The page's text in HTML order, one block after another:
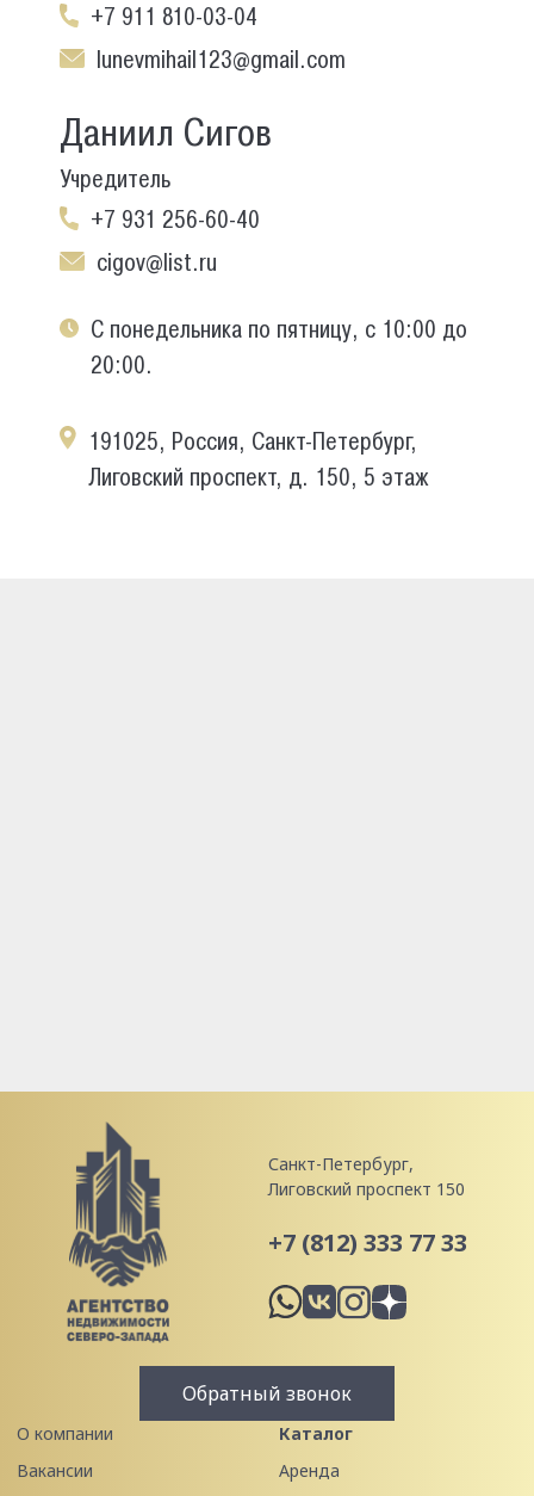
+7 911 810-03-04
lunevmihail123@gmail.com
Даниил Сигов
Учредитель
+7 931 256-60-40
cigov@list.ru
С понедельника по пятницу, с 10:00 до
20:00.
191025, Россия, Санкт-Петербург,
Лиговский проспект, д. 150, 5 этаж
Санкт-Петербург,
Лиговский проспект 150
+7 (812) 333 77 33
Обратный звонок
О компании
Вакансии
Каталог
Аренда